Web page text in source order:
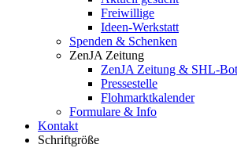
Freiwillige
Ideen-Werkstatt
Spenden & Schenken
ZenJA Zeitung
ZenJA Zeitung & SHL-
Pressestelle
Flohmarktkalender
Formulare & Info
Kontakt
Schriftgröße